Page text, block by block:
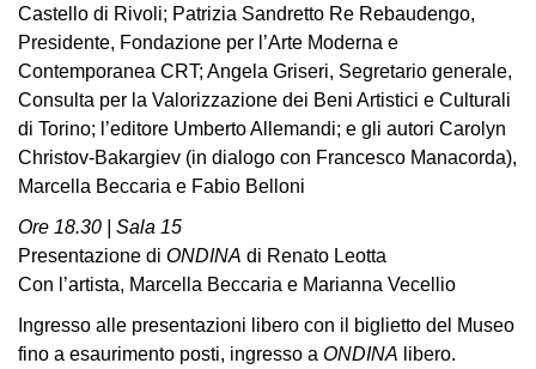
Castello di Rivoli; Patrizia Sandretto Re Rebaudengo,
Presidente, Fondazione per l’Arte Moderna e
Contemporanea CRT; Angela Griseri, Segretario generale,
Consulta per la Valorizzazione dei Beni Artistici e Culturali
di Torino; l’editore Umberto Allemandi; e gli autori Carolyn
Christov-Bakargiev (in dialogo con Francesco Manacorda),
Marcella Beccaria e Fabio Belloni
Ore 18.30 | Sala 15
Presentazione di ONDINA di Renato Leotta
Con l’artista, Marcella Beccaria e Marianna Vecellio
Ingresso alle presentazioni libero con il biglietto del Museo
fino a esaurimento posti, ingresso a ONDINA libero.